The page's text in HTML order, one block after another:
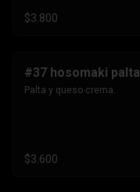
$3.800
#37 hosomaki palta
Palta y queso crema.
$3.600